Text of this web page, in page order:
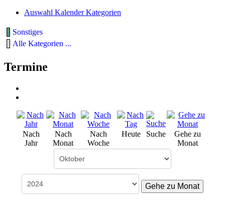
Auswahl Kalender Kategorien
Sonstiges
Alle Kategorien ...
Termine
Nach
Jahr
Nach
Monat
Nach
Woche
Heute Suche
Gehe zu
Monat
Gehe zu Monat